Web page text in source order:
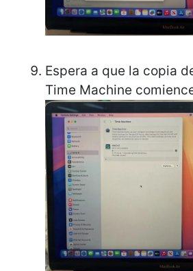
Espera a que la copia
Time Machine